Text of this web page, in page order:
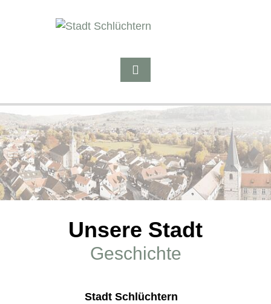
Unsere Stadt
Geschichte
Stadt Schlüchtern